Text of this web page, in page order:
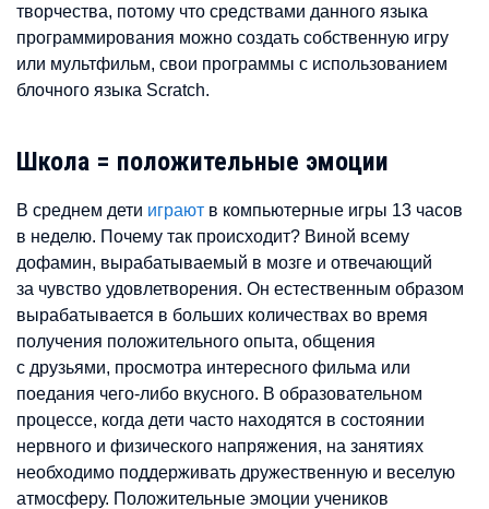
творчества, потому что средствами данного языка
программирования можно создать собственную игру
или мультфильм, свои программы с использованием
блочного языка Scratch.
Школа = положительные эмоции
В среднем дети играют в компьютерные игры 13 часов
в неделю. Почему так происходит? Виной всему
дофамин, вырабатываемый в мозге и отвечающий
за чувство удовлетворения. Он естественным образом
вырабатывается в больших количествах во время
получения положительного опыта, общения
с друзьями, просмотра интересного фильма или
поедания чего-либо вкусного. В образовательном
процессе, когда дети часто находятся в состоянии
нервного и физического напряжения, на занятиях
необходимо поддерживать дружественную и веселую
атмосферу. Положительные эмоции учеников